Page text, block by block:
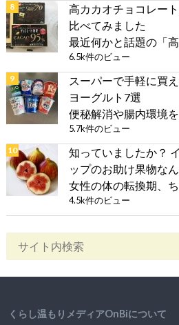
高カカオチョコレー
比べてみました
最近何かと話題の「
6.5k件のビュー
スーパーで手軽に買
ヨーグルト7選
便秘解消や腸内環境
5.7k件のビュー
知っていましたか？
ップのお助け果物なん
女性の体の転換期、
4.5k件のビュー
くらし温もりメディアOnBiについて